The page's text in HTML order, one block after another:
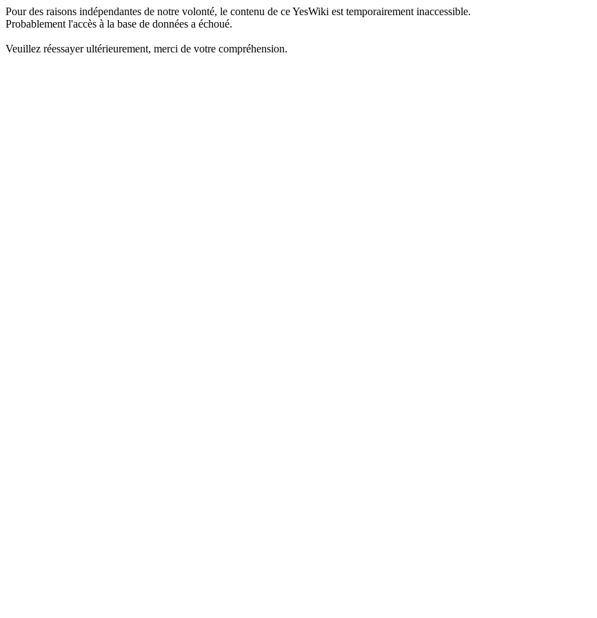
Pour des raisons indépendantes de notre volonté, le contenu de ce YesWiki est temporairement inaccessible.
Probablement l'accès à la base de données a échoué.
Veuillez réessayer ultérieurement, merci de votre compréhension.